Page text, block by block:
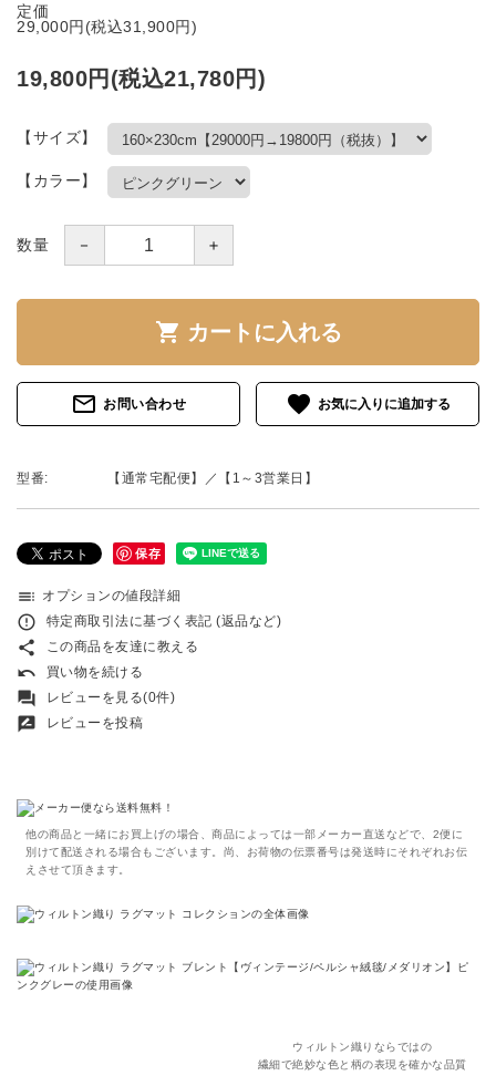
定価
29,000円(税込31,900円)
19,800円(税込21,780円)
【サイズ】
【カラー】
数量 － ＋
shopping_cart カートに入れる
mail_outline お問い合わせ favorite
型番: 【通常宅配便】／【1～3営業日】
保存
toc オプションの値段詳細
error_outline 特定商取引法に基づく表記 (返品など)
share この商品を友達に教える
undo 買い物を続ける
forum レビューを見る(0件)
rate_review レビューを投稿
他の商品と一緒にお買上げの場合、商品によっては一部メーカー直送などで、2便に
別けて配送される場合もございます。尚、お荷物の伝票番号は発送時にそれぞれお伝
えさせて頂きます。
ウィルトン織りならではの
繊細で絶妙な色と柄の表現を確かな品質